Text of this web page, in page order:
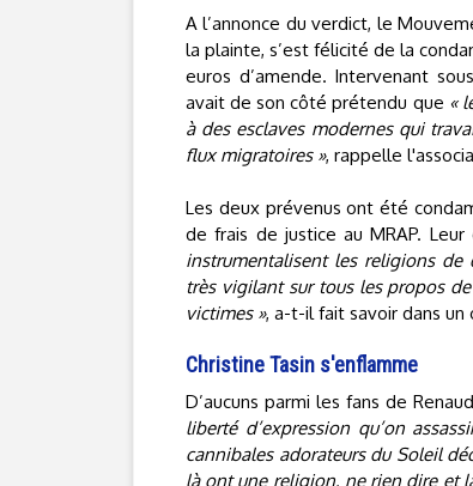
A l’annonce du verdict, le
la plainte, s’est félicité de la
euros d’amende. Intervenant
avait de son côté prétendu que «
à des esclaves modernes qui
flux migratoires », rappelle
Les deux prévenus ont été
de frais de justice au MRAP. Leur
instrumentalisent les religions de
très vigilant sur tous les propos
victimes », a-t-il fait savoir dans un
Christine Tasin s'enflamme
D’aucuns parmi les fans de
liberté d’expression qu’on
cannibales adorateurs du Soleil
là ont une religion, ne rien dire et